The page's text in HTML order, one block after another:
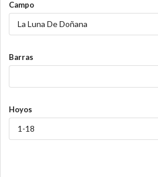
Campo
La Luna De Doñana
Barras
Hoyos
1-18